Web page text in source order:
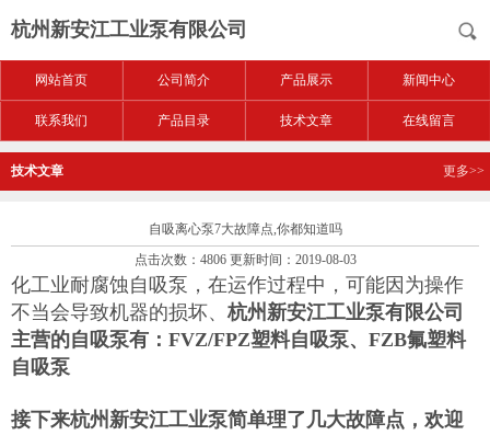
杭州新安江工业泵有限公司
网站首页 公司简介 产品展示 新闻中心
联系我们 产品目录 技术文章 在线留言
技术文章 更多>>
自吸离心泵7大故障点,你都知道吗
点击次数：4806 更新时间：2019-08-03
化工业耐腐蚀自吸泵，在运作过程中，可能因为操作
不当会导致机器的损坏、 杭州新安江工业泵有限公司
主营的自吸泵有：FVZ/FPZ塑料自吸泵、FZB氟塑料
自吸泵
接下来杭州新安江工业泵简单理了几大故障点，欢迎